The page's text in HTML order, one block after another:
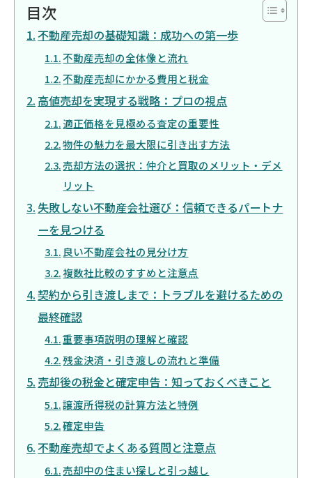
目次
不動産売却の基礎知識：成功への第一歩
不動産売却の全体像と流れ
不動産売却にかかる費用と税金
高値売却を実現する戦略：プロの視点
適正価格を見極める査定の重要性
物件の魅力を最大限に引き出す方法
売却方法の選択：仲介と買取のメリット・デメ
リット
失敗しない不動産会社選び：信頼できるパートナ
ーを見つける
良い不動産会社の見分け方
複数社比較のすすめと注意点
契約から引き渡しまで：トラブルを避けるための
最終確認
重要事項説明の理解と確認
残金決済・引き渡しの流れと準備
売却後の税金と確定申告：知っておくべきこと
譲渡所得税の計算方法と特例
確定申告
不動産売却でよくある質問と注意点
売却中の住まい探しと引っ越し